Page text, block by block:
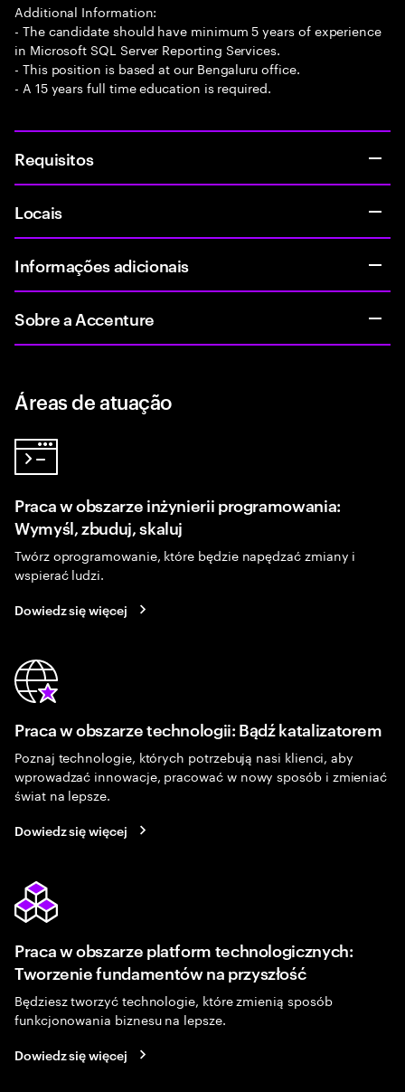
Additional Information:
- The candidate should have minimum 5 years of experience
in Microsoft SQL Server Reporting Services.
- This position is based at our Bengaluru office.
- A 15 years full time education is required.
Requisitos
Locais
Informações adicionais
Sobre a Accenture
Áreas de atuação
Praca w obszarze inżynierii programowania:
Wymyśl, zbuduj, skaluj
Twórz oprogramowanie, które będzie napędzać zmiany i
wspierać ludzi.
Dowiedz się więcej
Praca w obszarze technologii: Bądź katalizatorem
Poznaj technologie, których potrzebują nasi klienci, aby
wprowadzać innowacje, pracować w nowy sposób i zmieniać
świat na lepsze.
Dowiedz się więcej
Praca w obszarze platform technologicznych:
Tworzenie fundamentów na przyszłość
Będziesz tworzyć technologie, które zmienią sposób
funkcjonowania biznesu na lepsze.
Dowiedz się więcej